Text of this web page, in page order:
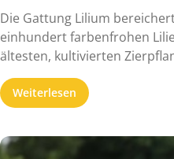
Die Gattung Lilium
einhundert farbenfrohen
ältesten, kultivierten
Weiterlesen